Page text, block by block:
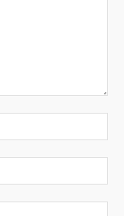
:*
:*